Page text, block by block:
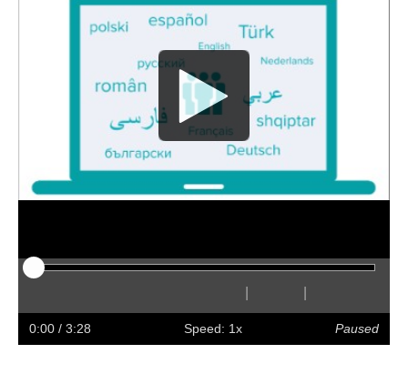
Hide
captions
FasterSlower
full
screen
0:00 / 3:28 Speed: 1x Paused